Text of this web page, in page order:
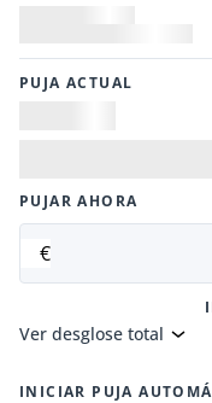
PUJA ACTUAL
PUJAR AHORA
€
Ver desglose total
INICIAR PUJA